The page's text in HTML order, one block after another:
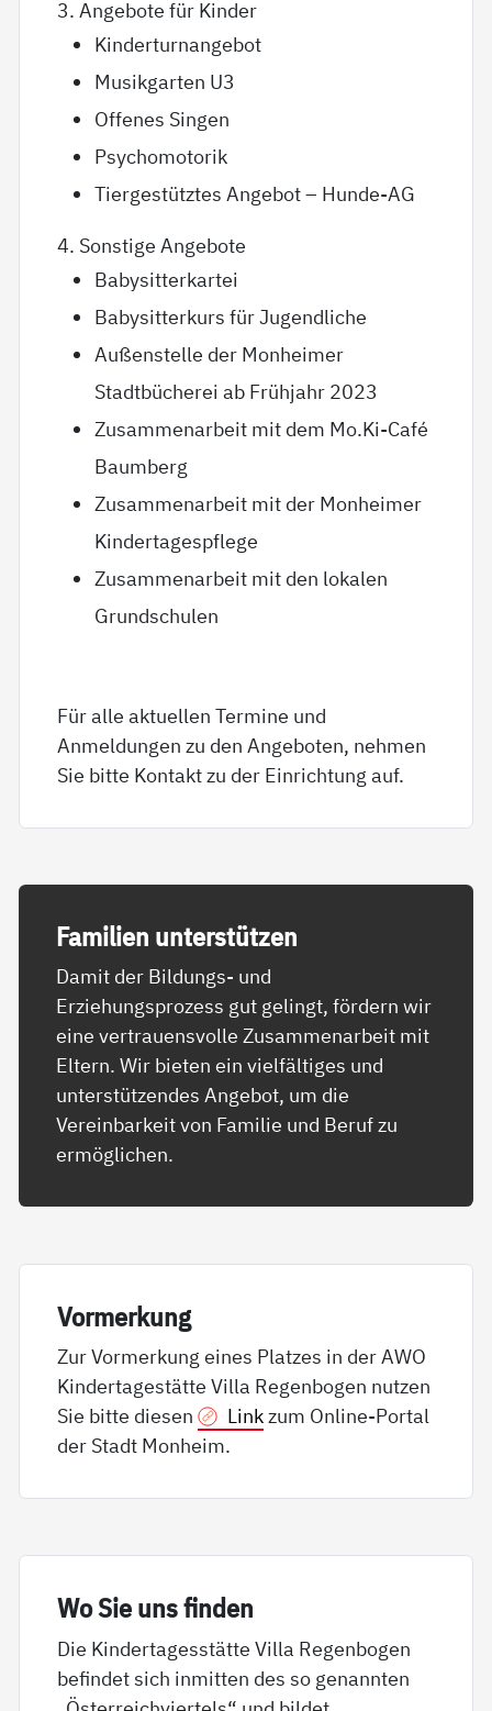
3. Angebote für Kinder
Kinderturnangebot
Musikgarten U3
Offenes Singen
Psychomotorik
Tiergestütztes Angebot – Hunde-AG
4. Sonstige Angebote
Babysitterkartei
Babysitterkurs für Jugendliche
Außenstelle der Monheimer
Stadtbücherei ab Frühjahr 2023
Zusammenarbeit mit dem Mo.Ki-Café
Baumberg
Zusammenarbeit mit der Monheimer
Kindertagespflege
Zusammenarbeit mit den lokalen
Grundschulen
Für alle aktuellen Termine und
Anmeldungen zu den Angeboten, nehmen
Sie bitte Kontakt zu der Einrichtung auf.
Fa­mi­li­en un­ter­stüt­zen
Damit der Bildungs- und
Erziehungsprozess gut gelingt, fördern wir
eine vertrauensvolle Zusammenarbeit mit
Eltern. Wir bieten ein vielfältiges und
unterstützendes Angebot, um die
Vereinbarkeit von Familie und Beruf zu
ermöglichen.
Vor­mer­kung
Zur Vormerkung eines Platzes in der AWO
Kindertagestätte Villa Regenbogen nutzen
Sie bitte diesen
Linkzum Online-Portal
der Stadt Monheim.
Wo Sie uns fin­den
Die Kindertagesstätte Villa Regenbogen
befindet sich inmitten des so genannten